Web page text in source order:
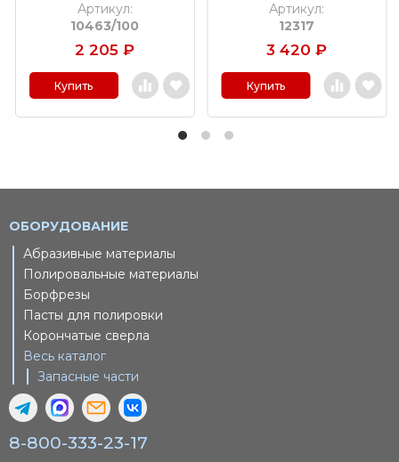
Артикул:
10463/100
2 205 ₽
Купить
Артикул:
12317
3 420 ₽
Купить
ОБОРУДОВАНИЕ
Абразивные материалы
Полировальные материалы
Борфрезы
Пасты для полировки
Корончатые сверла
Весь каталог
Запасные части
8-800-333-23-17